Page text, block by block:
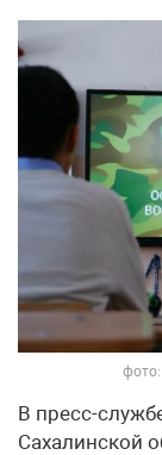
фото:
В пресс-
Сахалинской